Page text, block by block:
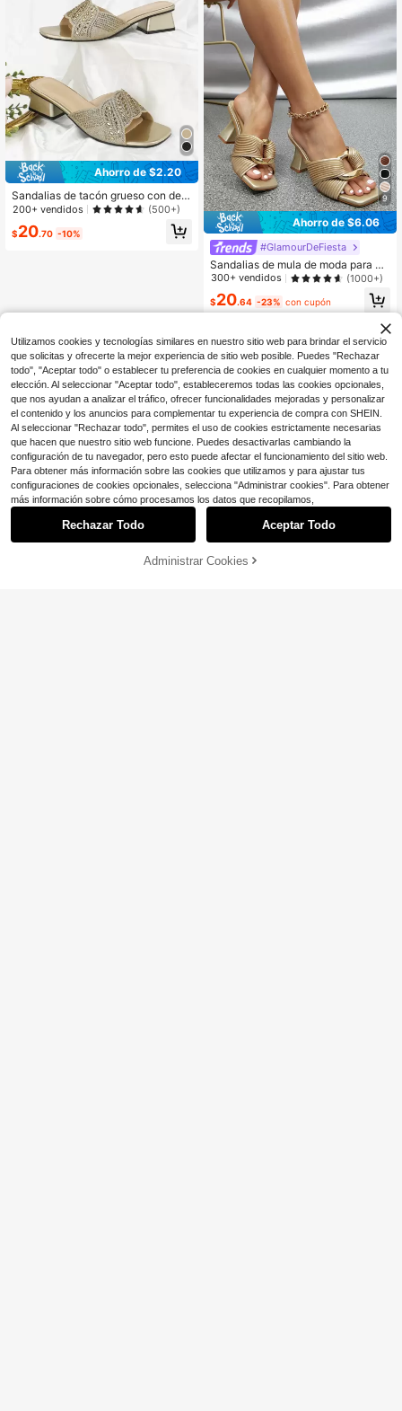
Ahorro de $2.20
Sandalias de tacón grueso con dec
oración de rhinestones para mujer, s
andalias de tacón con brillo glamor
osas para banquetes, atuendos de
200+ vendidos (500+)
$20.70 -10%
ón fino, estilo transparente, talón ab
ierto, punta abierta, sandalias de co
lor transparente para mujer, pantufl
as de tacón alto, minimalistas
9
Ahorro de $6.06
#GlamourDeFiesta
Sandalias de mula de moda para m
ujer, sandalias con tacón escultural
tálica, para looks de primavera y ve
rano
300+ vendidos (1000+)
$20.64 -23% con cupón
¡32% DE DESCUENTO! AÑADIR A LA BOLSA
Utilizamos cookies y tecnologías similares en nuestro sitio web para brindar el servicio
que solicitas y ofrecerte la mejor experiencia de sitio web posible. Puedes "Rechazar
todo", "Aceptar todo" o establecer tu preferencia de cookies en cualquier momento a tu
elección. Al seleccionar "Aceptar todo", estableceremos todas las cookies opcionales,
que nos ayudan a analizar el tráfico, ofrecer funcionalidades mejoradas y personalizar
el contenido y los anuncios para complementar tu experiencia de compra con SHEIN.
Al seleccionar "Rechazar todo", permites el uso de cookies estrictamente necesarias
que hacen que nuestro sitio web funcione. Puedes desactivarlas cambiando la
configuración de tu navegador, pero esto puede afectar el funcionamiento del sitio web.
Para obtener más información sobre las cookies que utilizamos y para ajustar tus
configuraciones de cookies opcionales, selecciona "Administrar cookies". Para obtener
más información sobre cómo procesamos los datos que recopilamos,
Rechazar Todo Aceptar Todo
Administrar Cookies